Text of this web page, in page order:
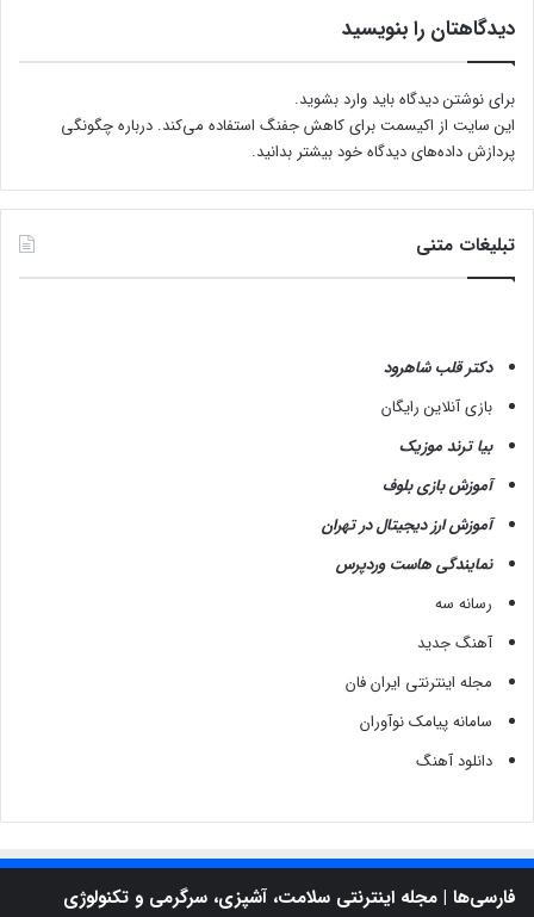
دیدگاهتان را بنویسید
برای نوشتن دیدگاه باید وارد بشوید.
این سایت از اکیسمت برای کاهش جفنگ استفاده می‌کند. درباره چگونگی
پردازش داده‌های دیدگاه خود بیشتر بدانید.
تبلیغات متنی
دکتر قلب شاهرود
بازی آنلاین رایگان
بیا ترند موزیک
آموزش بازی بلوف
آموزش ارز دیجیتال در تهران
نمایندگی هاست وردپرس
رسانه سه
آهنگ جدید
مجله اینترنتی ایران فان
سامانه پیامک نوآوران
دانلود آهنگ
فارسی‌ها | مجله اینترنتی سلامت، آشپزی، سرگرمی و تکنولوژی